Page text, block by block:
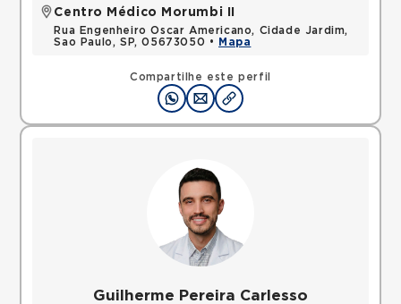
Compartilhe este perfil
Centro Médico Morumbi II
Rua Engenheiro Oscar Americano, Cidade Jardim,
Sao Paulo, SP, 05673050 •
Mapa
Guilherme Pereira Carlesso